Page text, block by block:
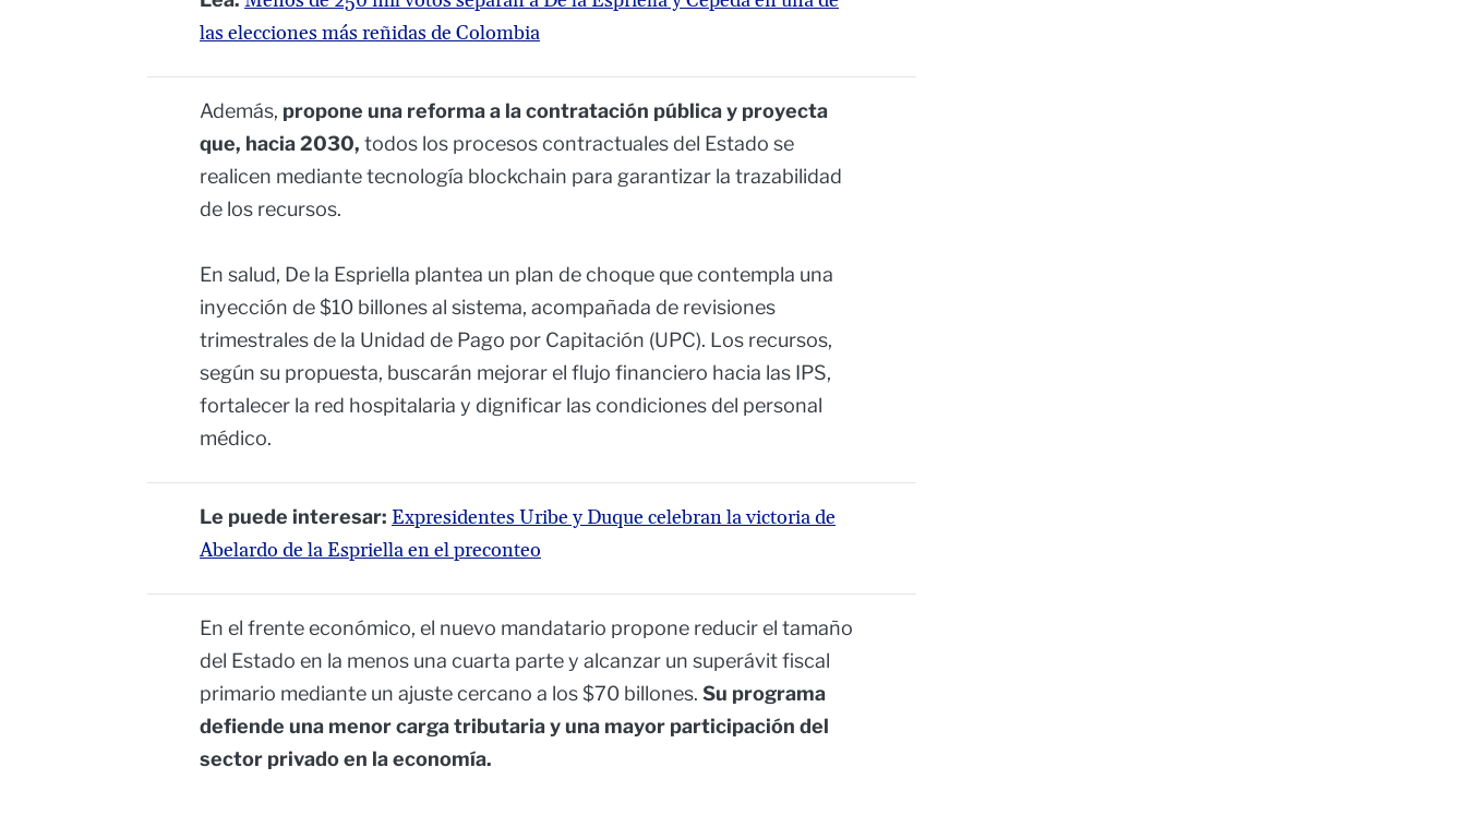
las elecciones más reñidas de Colombia
Además, propone una reforma a la contratación pública y proyecta
que, hacia 2030, todos los procesos contractuales del Estado se
realicen mediante tecnología blockchain para garantizar la trazabilidad
de los recursos.
En salud, De la Espriella plantea un plan de choque que contempla una
inyección de $10 billones al sistema, acompañada de revisiones
trimestrales de la Unidad de Pago por Capitación (UPC). Los recursos,
según su propuesta, buscarán mejorar el flujo financiero hacia las IPS,
fortalecer la red hospitalaria y dignificar las condiciones del personal
médico.
Le puede interesar: Expresidentes Uribe y Duque celebran la victoria de
Abelardo de la Espriella en el preconteo
En el frente económico, el nuevo mandatario propone reducir el tamaño
del Estado en la menos una cuarta parte y alcanzar un superávit fiscal
primario mediante un ajuste cercano a los $70 billones. Su programa
defiende una menor carga tributaria y una mayor participación del
sector privado en la economía.